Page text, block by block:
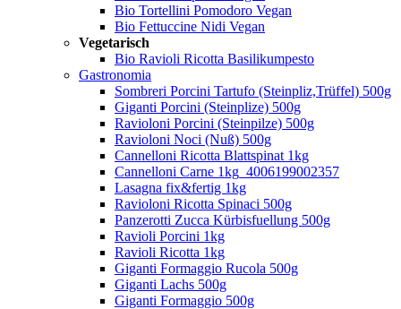
Bio Tortellini Pomodoro Vegan
Bio Fettuccine Nidi Vegan
Vegetarisch
Bio Ravioli Ricotta Basilikumpesto
Gastronomia
Sombreri Porcini Tartufo (Steinpliz,Trüffel) 500g
Giganti Porcini (Steinplize) 500g
Ravioloni Porcini (Steinpilze) 500g
Ravioloni Noci (Nuß) 500g
Cannelloni Ricotta Blattspinat 1kg
Cannelloni Carne 1kg_4006199002357
Lasagna fix&fertig 1kg
Ravioloni Ricotta Spinaci 500g
Panzerotti Zucca Kürbisfuellung 500g
Ravioli Porcini 1kg
Ravioli Ricotta 1kg
Giganti Formaggio Rucola 500g
Giganti Lachs 500g
Giganti Formaggio 500g